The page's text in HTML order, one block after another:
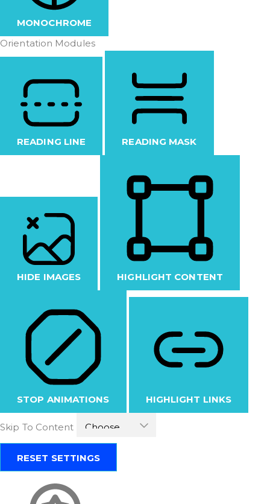
MONOCHROME
Orientation Modules
READING LINE READING MASK
HIDE IMAGES HIGHLIGHT CONTENT
STOP ANIMATIONS HIGHLIGHT LINKS
Skip To Content
RESET SETTINGS